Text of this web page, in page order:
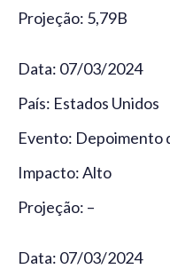
Projeção: 5,79B
Data: 07/03/2024
País: Estados Unidos
Evento: Depoimento
Impacto: Alto
Projeção: –
Data: 07/03/2024